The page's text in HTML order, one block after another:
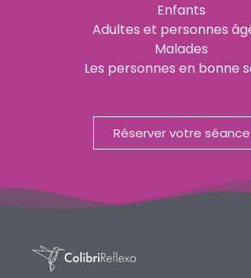
Enfants
Adultes et personnes
Malades
Les personnes en bonne
Réserver votre séance